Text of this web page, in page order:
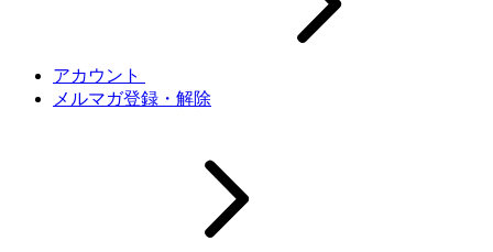
アカウント
メルマガ登録・解除